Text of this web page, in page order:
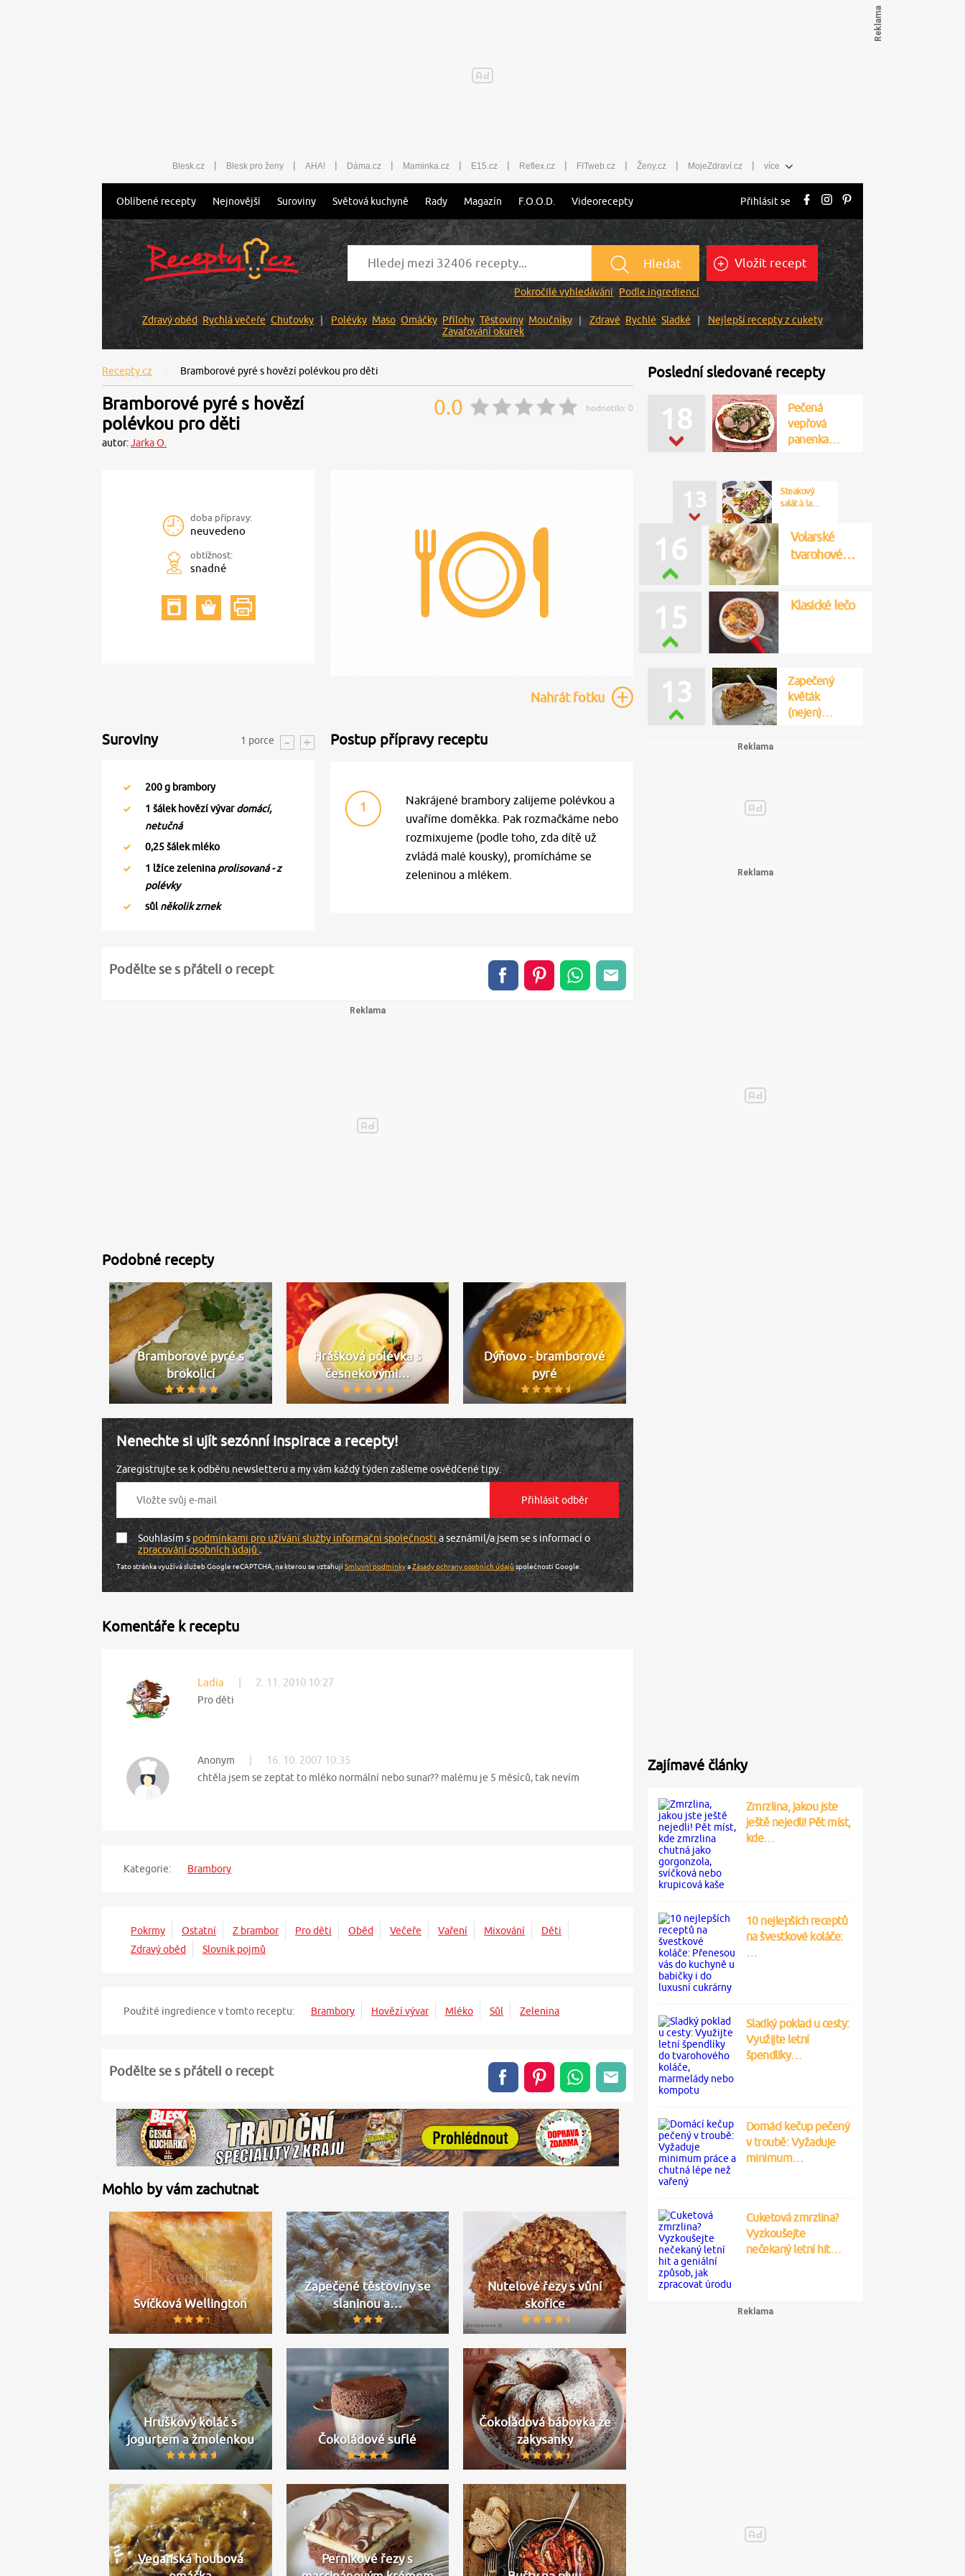
Blesk.cz | Blesk pro ženy | AHA! | Dáma.cz | Maminka.cz | E15.cz | Reflex.cz | FITweb.cz | Ženy.cz | MojeZdraví.cz | více
Oblíbené recepty Nejnovější Suroviny Světová kuchyně Rady Magazín F.O.O.D. Videorecepty Přihlásit se
Hledat
Pokročilé vyhledávání Podle ingrediencí
Vložit recept
Zdravý oběd Rychlá večeře Chuťovky Polévky Maso Omáčky Přílohy Těstoviny Moučníky Zdravé Rychlé Sladké
Nejlepší recepty z cukety
Zavařování okurek
Recepty.cz Bramborové pyré s hovězí polévkou pro děti
Bramborové pyré s hovězí
polévkou pro děti
autor:Jarka O.
0.0 hodnotilo: 0
doba přípravy:
neuvedeno
obtížnost:
snadné
Nahrátfotku
Suroviny 1 porce
200g brambory
1 šálek hovězí vývardomácí,
netučná
0,25šálek mléko
1 lžíce zelenina prolisovaná - z
polévky
sůl několik zrnek
Postup přípravy receptu
1
Nakrájené brambory zalijeme polévkou a
uvaříme doměkka. Pak rozmačkáme nebo
rozmixujeme (podle toho, zda dítě už
zvládá malé kousky), promícháme se
zeleninou a mlékem.
Podělte se s přáteli o recept
Podobné recepty
Bramborové pyré s
brokolicí
Hrášková polévka s
česnekovými…
Dýňovo - bramborové
pyré
Nenechte si ujít sezónní inspirace a recepty!
Zaregistrujte se k odběru newsletteru a my vám každý týden zašleme osvědčené tipy.
Souhlasím spodmínkami pro užívání služby informační společnosti a seznámil/a jsem se s informací o
zpracování osobních údajů.
Tato stránka využívá služeb Google reCAPTCHA, na kterou se vztahujíSmluvní podmínkyaZásady ochrany osobních údajůspolečnosti Google.
Komentáře k receptu
Ladia 2. 11. 2010 10:27
Pro děti
Anonym 16. 10. 2007 10:35
chtěla jsem se zeptat to mléko normální nebo sunar?? malému je 5 měsíců, tak nevím
Kategorie: Brambory
Pokrmy Ostatní Z brambor Pro děti Oběd Večeře Vaření Mixování
Děti
Zdravý oběd
Slovník pojmů
Použité ingredience v tomto receptu: Brambory Hovězí vývar Mléko Sůl Zelenina
Podělte se s přáteli o recept
Mohlo by vám zachutnat
Svíčková Wellington
Zapečené těstoviny se
slaninou a…
Nutelové řezy s vůní
skořice
Hruškový koláč s
jogurtem a žmolenkou
Čokoládové suflé
Čokoládová bábovka ze
zakysanky
Veganská houbová
Perníkové řezy s
Poslední sledované recepty
18
Pečená
vepřová
panenka…
15 Klasické lečo
13
Steakový
16
tvarohové…
13
Zapečený
květák
(nejen)…
Zajímavé články
Zmrzlina, jakou jste
ještě nejedli! Pět míst,
kde…
10 nejlepších receptů
na švestkové koláče:
…
Sladký poklad u cesty:
Využijte letní
špendlíky…
Domácí kečup pečený
v troubě: Vyžaduje
minimum…
Cuketová zmrzlina?
Vyzkoušejte
nečekaný letní hit…